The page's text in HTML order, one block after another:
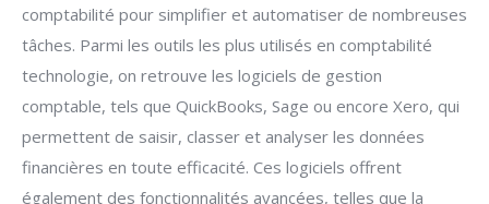
comptabilité pour simplifier et automatiser de nombreuses
tâches. Parmi les outils les plus utilisés en comptabilité
technologie, on retrouve les logiciels de gestion
comptable, tels que QuickBooks, Sage ou encore Xero, qui
permettent de saisir, classer et analyser les données
financières en toute efficacité. Ces logiciels offrent
également des fonctionnalités avancées, telles que la